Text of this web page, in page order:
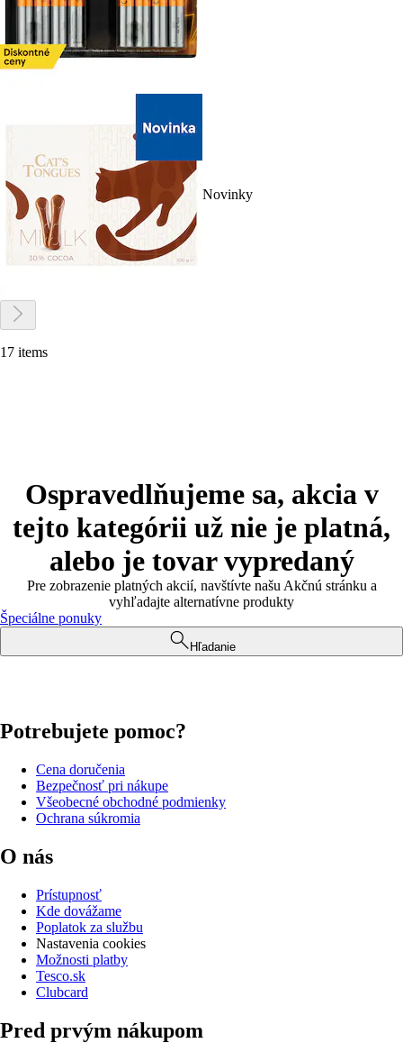
Novinky
17 items
Ospravedlňujeme sa, akcia v
tejto kategórii už nie je platná,
alebo je tovar vypredaný
Pre zobrazenie platných akcií, navštívte našu Akčnú stránku a
vyhľadajte alternatívne produkty
Špeciálne ponuky
Hľadanie
Potrebujete pomoc?
Cena doručenia
Bezpečnosť pri nákupe
Všeobecné obchodné podmienky
Ochrana súkromia
O nás
Prístupnosť
Kde dovážame
Poplatok za službu
Nastavenia cookies
Možnosti platby
Tesco.sk
Clubcard
Pred prvým nákupom